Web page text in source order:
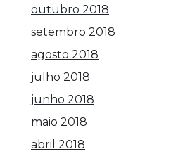
outubro 2018
setembro 2018
agosto 2018
julho 2018
junho 2018
maio 2018
abril 2018